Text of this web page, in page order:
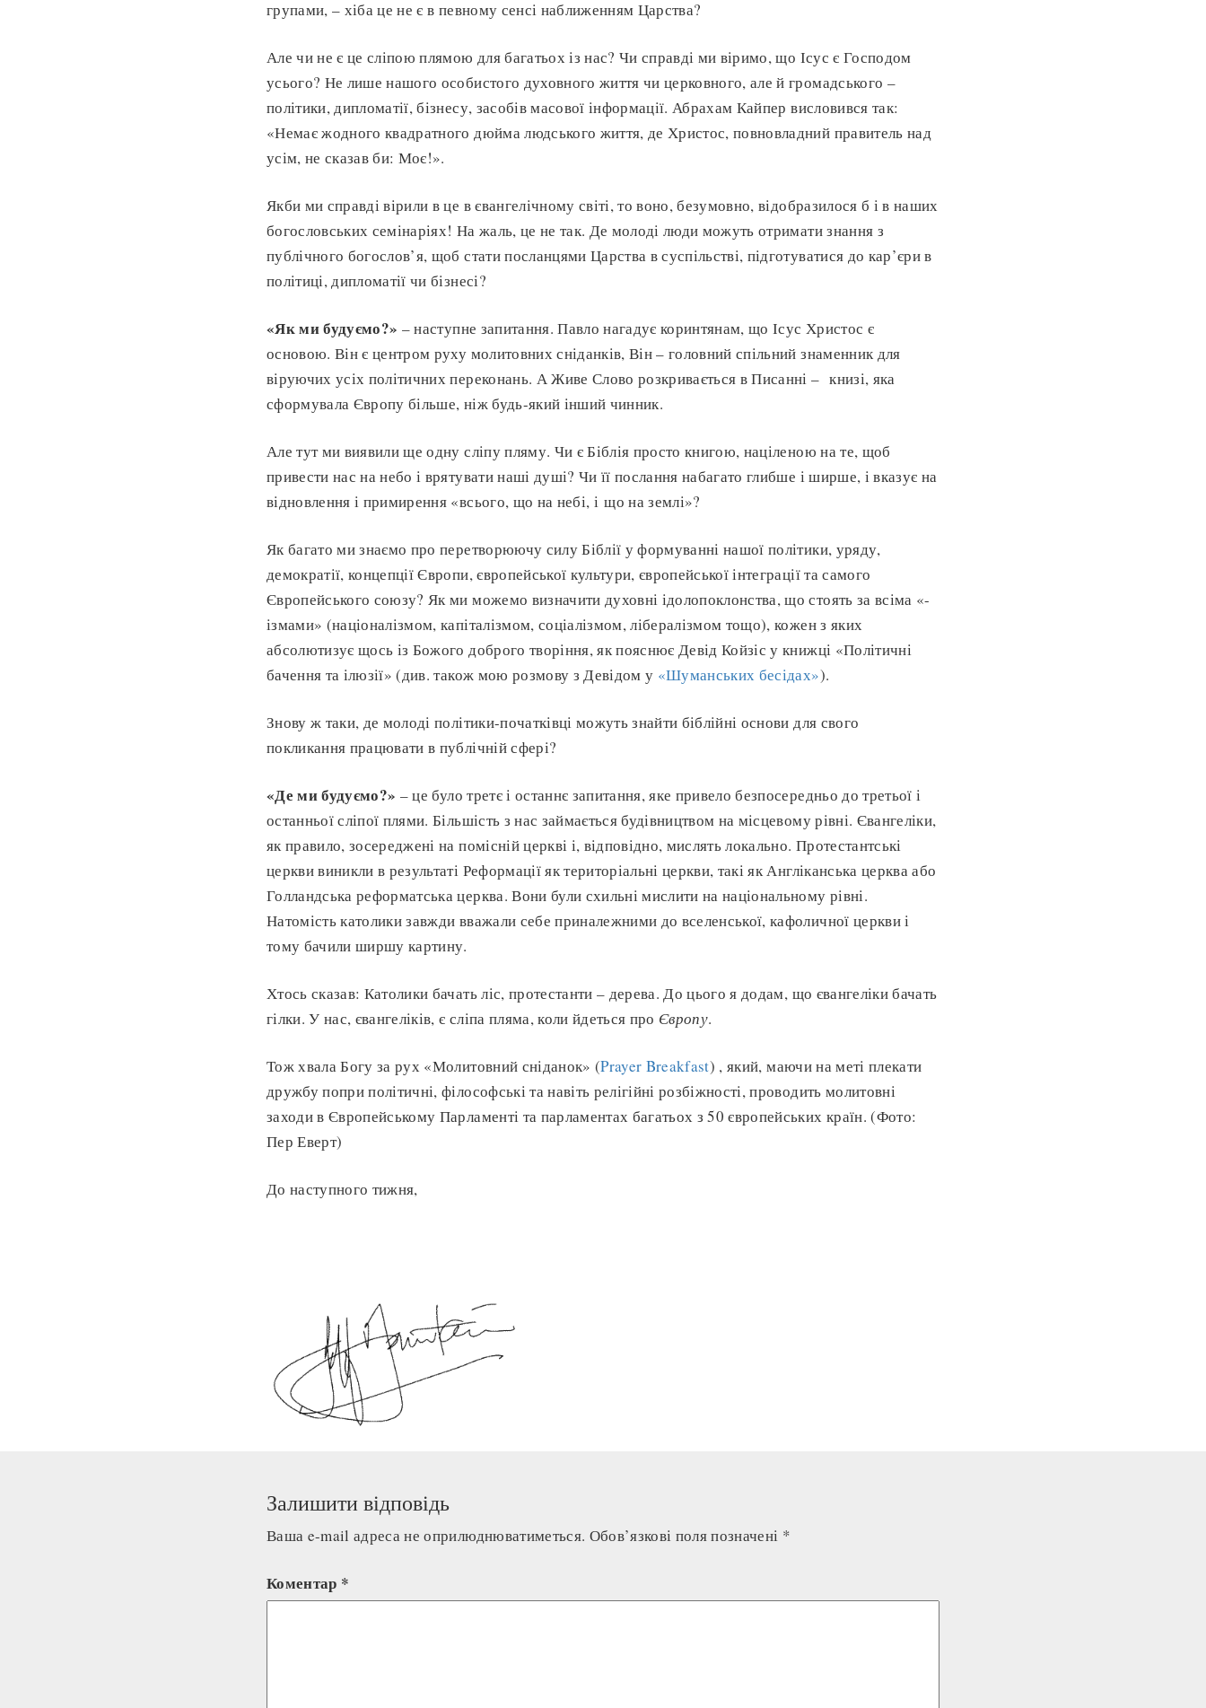
групами, – хіба це не є в певному сенсі наближенням Царства?
Але чи не є це сліпою плямою для багатьох із нас? Чи справді ми віримо, що Ісус є Господом
усього? Не лише нашого особистого духовного життя чи церковного, але й громадського –
політики, дипломатії, бізнесу, засобів масової інформації. Абрахам Кайпер висловився так:
«Немає жодного квадратного дюйма людського життя, де Христос, повновладний правитель над
усім, не сказав би: Моє!».
Якби ми справді вірили в це в євангелічному світі, то воно, безумовно, відобразилося б і в наших
богословських семінаріях! На жаль, це не так. Де молоді люди можуть отримати знання з
публічного богослов’я, щоб стати посланцями Царства в суспільстві, підготуватися до кар’єри в
політиці, дипломатії чи бізнесі?
«Як ми будуємо?» – наступне запитання. Павло нагадує коринтянам, що Ісус Христос є
основою. Він є центром руху молитовних сніданків, Він – головний спільний знаменник для
віруючих усіх політичних переконань. А Живе Слово розкривається в Писанні – книзі, яка
сформувала Європу більше, ніж будь-який інший чинник.
Але тут ми виявили ще одну сліпу пляму. Чи є Біблія просто книгою, націленою на те, щоб
привести нас на небо і врятувати наші душі? Чи її послання набагато глибше і ширше, і вказує на
відновлення і примирення «всього, що на небі, і що на землі»?
Як багато ми знаємо про перетворюючу силу Біблії у формуванні нашої політики, уряду,
демократії, концепції Європи, європейської культури, європейської інтеграції та самого
Європейського союзу? Як ми можемо визначити духовні ідолопоклонства, що стоять за всіма «-
ізмами» (націоналізмом, капіталізмом, соціалізмом, лібералізмом тощо), кожен з яких
абсолютизує щось із Божого доброго творіння, як пояснює Девід Койзіс у книжці «Політичні
бачення та ілюзії» (див. також мою розмову з Девідом у «Шуманських бесідах»).
Знову ж таки, де молоді політики-початківці можуть знайти біблійні основи для свого
покликання працювати в публічній сфері?
«Де ми будуємо?» – це було третє і останнє запитання, яке привело безпосередньо до третьої і
останньої сліпої плями. Більшість з нас займається будівництвом на місцевому рівні. Євангеліки,
як правило, зосереджені на помісній церкві і, відповідно, мислять локально. Протестантські
церкви виникли в результаті Реформації як територіальні церкви, такі як Англіканська церква або
Голландська реформатська церква. Вони були схильні мислити на національному рівні.
Натомість католики завжди вважали себе приналежними до вселенської, кафоличної церкви і
тому бачили ширшу картину.
Хтось сказав: Католики бачать ліс, протестанти – дерева. До цього я додам, що євангеліки бачать
гілки. У нас, євангеліків, є сліпа пляма, коли йдеться про Європу.
Тож хвала Богу за рух «Молитовний сніданок» (Prayer Breakfast) , який, маючи на меті плекати
дружбу попри політичні, філософські та навіть релігійні розбіжності, проводить молитовні
заходи в Європейському Парламенті та парламентах багатьох з 50 європейських країн. (Фото:
Пер Еверт)
До наступного тижня,
Залишити відповідь
Ваша e-mail адреса не оприлюднюватиметься. Обов’язкові поля позначені *
Коментар *